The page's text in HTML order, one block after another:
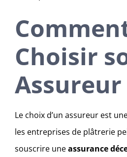
Choisir
Assureur
Le choix d’un assureur est
les entreprises de plâtrerie
souscrire uneassurance